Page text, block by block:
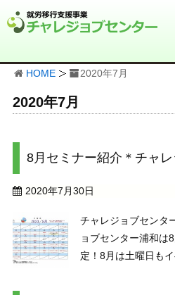
HOME 2020年7月
2020年7月
8月セミナー紹介＊チャ
2020年7月30日
チャレジョブセンタ
ョブセンター浦和は
定！8月は土曜日も